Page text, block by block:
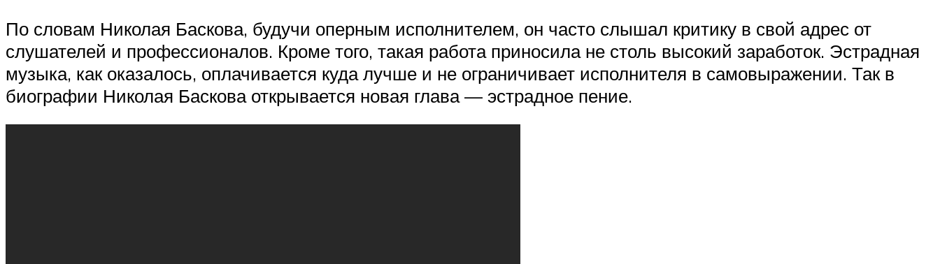
По словам Николая Баскова, будучи оперным исполнителем, он часто слышал критику в свой адрес от
слушателей и профессионалов. Кроме того, такая работа приносила не столь высокий заработок. Эстрадная
музыка, как оказалось, оплачивается куда лучше и не ограничивает исполнителя в самовыражении. Так в
биографии Николая Баскова открывается новая глава — эстрадное пение.